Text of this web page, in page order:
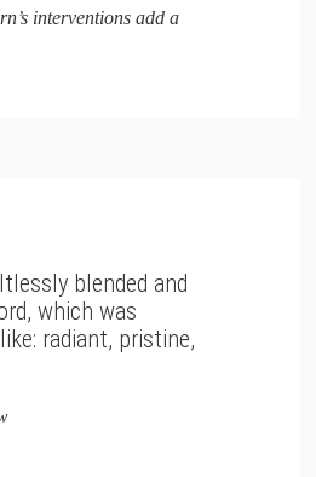
interventions add a
blended and
which was
radiant, pristine,